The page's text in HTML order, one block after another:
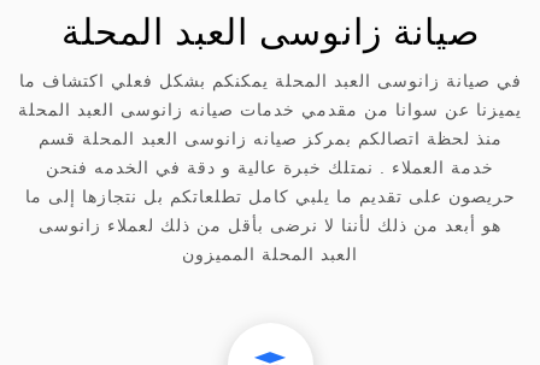
صيانة زانوسى العبد المحلة
في صيانة زانوسى العبد المحلة يمكنكم بشكل فعلي اكتشاف ما
يميزنا عن سوانا من مقدمي خدمات صيانه زانوسى العبد المحلة
منذ لحظة اتصالكم بمركز صيانه زانوسى العبد المحلة قسم
خدمة العملاء . نمتلك خبرة عالية و دقة في الخدمه فنحن
حريصون على تقديم ما يلبي كامل تطلعاتكم بل نتجازها إلى ما
هو أبعد من ذلك لأننا لا نرضى بأقل من ذلك لعملاء زانوسى
العبد المحلة المميزون